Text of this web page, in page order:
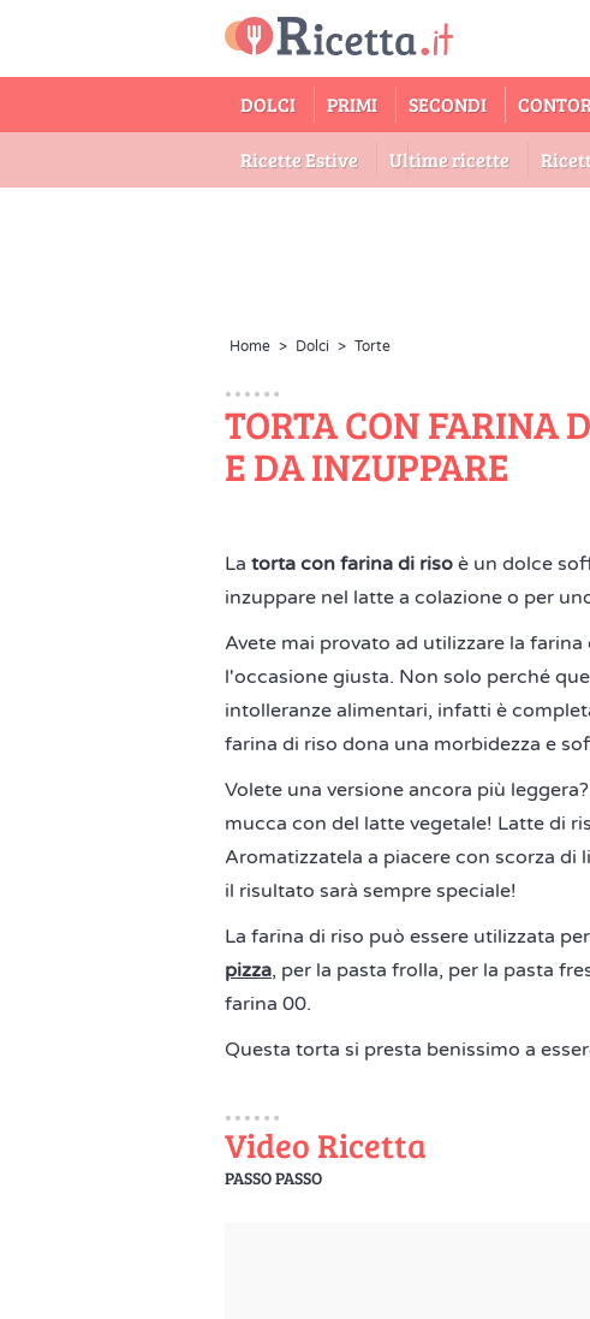
DOLCI PRIMI SECONDI
Ricette Estive Ultime ricette
Home > Dolci > Torte
TORTA CON FARINA
E DA INZUPPARE
La torta con farina di riso è un dolce
inzuppare nel latte a colazione o per
Avete mai provato ad utilizzare la
l'occasione giusta. Non solo perché
intolleranze alimentari, infatti è
farina di riso dona una morbidezza e
Volete una versione ancora più leggera?
mucca con del latte vegetale! Latte di
Aromatizzatela a piacere con scorza di
il risultato sarà sempre speciale!
La farina di riso può essere utilizzata
pizza, per la pasta frolla, per la pasta
farina 00.
Questa torta si presta benissimo a
Video Ricetta
PASSO PASSO